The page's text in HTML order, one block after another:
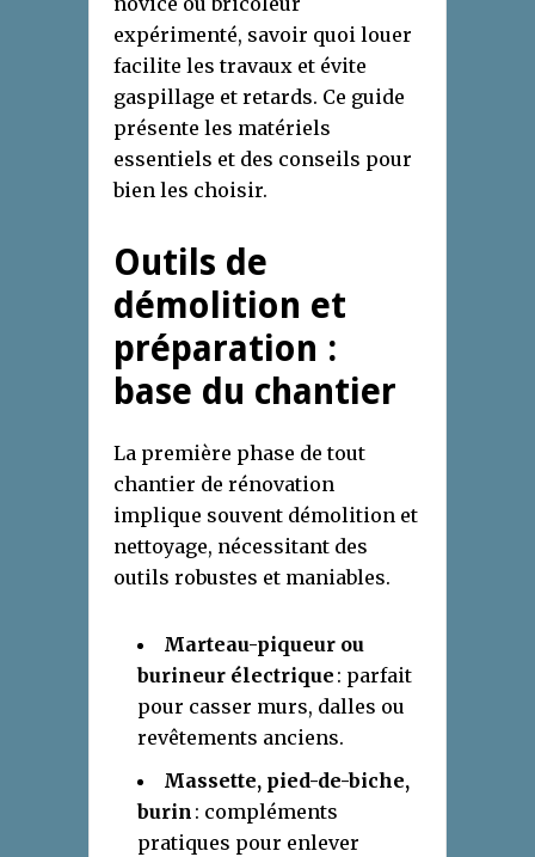
expérimenté, savoir quoi louer
facilite les travaux et évite
gaspillage et retards. Ce guide
présente les matériels
essentiels et des conseils pour
bien les choisir.
Outils de
démolition et
préparation :
base du chantier
La première phase de tout
chantier de rénovation
implique souvent démolition et
nettoyage, nécessitant des
outils robustes et maniables.
Marteau-piqueur ou
burineur électrique : parfait
pour casser murs, dalles ou
revêtements anciens.
Massette, pied-de-biche,
burin : compléments
pratiques pour enlever